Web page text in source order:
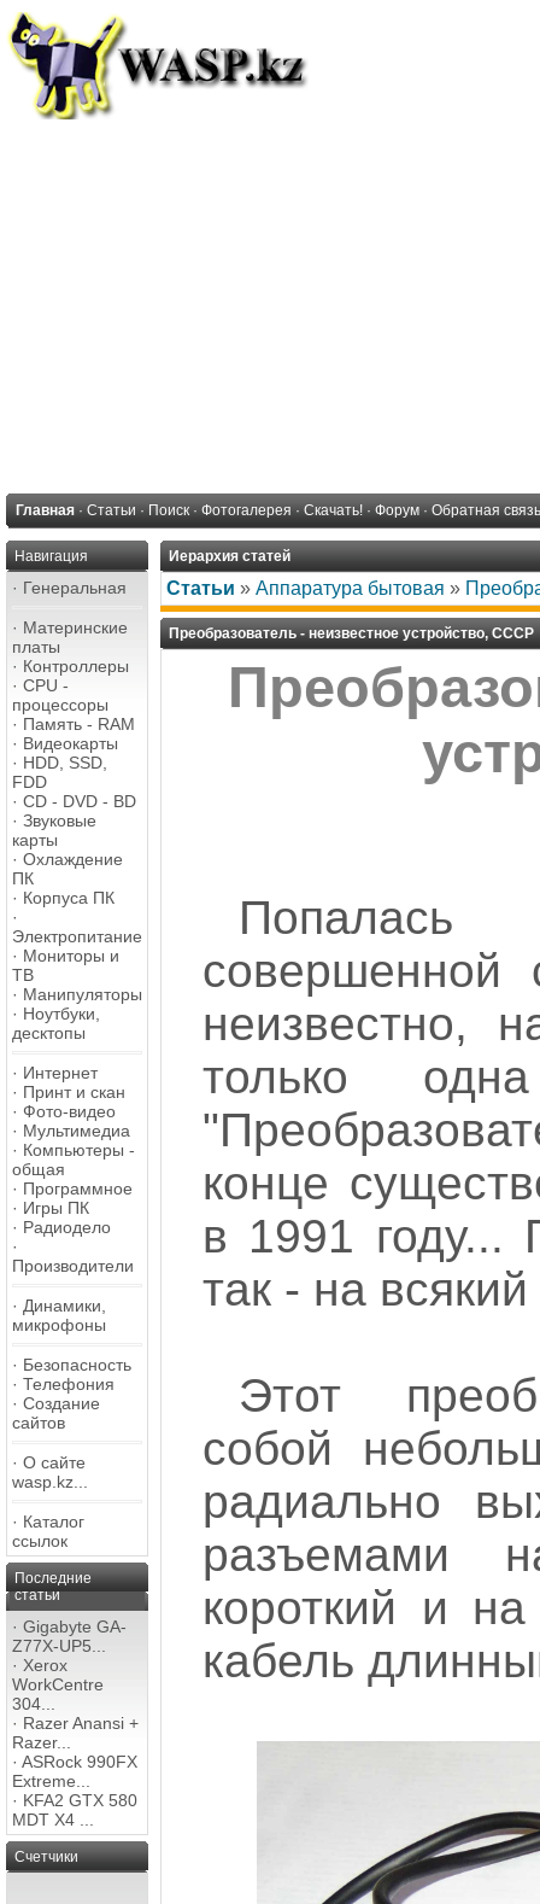
Главная · Статьи · Поиск · Фотогалерея · Скачать! · Форум · Обратная связь
Навигация
· Генеральная
· Материнские
платы
· Контроллеры
· CPU -
процессоры
· Память - RAM
· Видеокарты
· HDD, SSD,
FDD
· CD - DVD - BD
· Звуковые
карты
· Охлаждение
ПК
· Корпуса ПК
·
Электропитание
· Мониторы и
ТВ
· Манипуляторы
· Ноутбуки,
десктопы
· Интернет
· Принт и скан
· Фото-видео
· Мультимедиа
· Компьютеры -
общая
· Программное
· Игры ПК
· Радиодело
·
Производители
· Динамики,
микрофоны
· Безопасность
· Телефония
· Создание
сайтов
· О сайте
wasp.kz...
· Каталог
ссылок
Последние
статьи
· Gigabyte GA-
Z77X-UP5...
· Xerox
WorkCentre
304...
· Razer Anansi +
Razer...
· ASRock 990FX
Extreme...
· KFA2 GTX 580
MDT X4 ...
Счетчики
Иерархия статей
Статьи » Аппаратура бытовая »
Преобразователь - неизвестное устройство, СССР
совершенной
неизвестно,
только
конце
в 1991 году...
так - на
Этот
собой
радиально
разъемами
короткий и
кабель